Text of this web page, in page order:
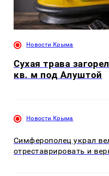
Новости Крыма
Сухая трава
кв. м под Алуштой
Новости Крыма
Симферополец украл
отреставрировать и